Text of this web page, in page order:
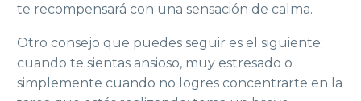
te recompensará con una sensación de calma.
Otro consejo que puedes seguir es el siguiente:
cuando te sientas ansioso, muy estresado o
simplemente cuando no logres concentrarte en la